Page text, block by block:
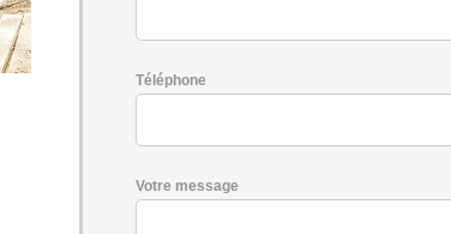
Téléphone
Votre message